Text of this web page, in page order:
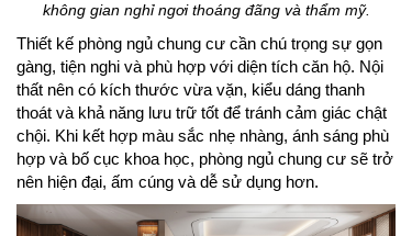
không gian nghỉ ngơi thoáng đãng và thẩm mỹ.
Thiết kế phòng ngủ chung cư cần chú trọng sự gọn
gàng, tiện nghi và phù hợp với diện tích căn hộ. Nội
thất nên có kích thước vừa vặn, kiểu dáng thanh
thoát và khả năng lưu trữ tốt để tránh cảm giác chật
chội. Khi kết hợp màu sắc nhẹ nhàng, ánh sáng phù
hợp và bố cục khoa học, phòng ngủ chung cư sẽ trở
nên hiện đại, ấm cúng và dễ sử dụng hơn.